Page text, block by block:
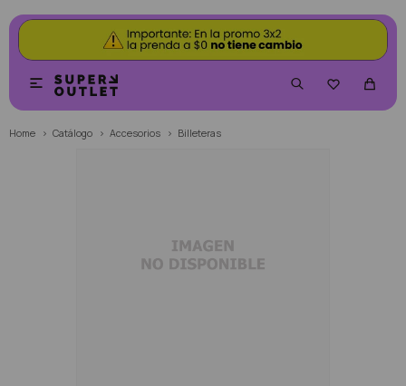


Home Catálogo Accesorios Billeteras